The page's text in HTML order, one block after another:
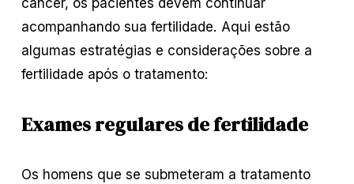
acompanhando sua fertilidade. Aqui estão
algumas estratégias e considerações sobre a
fertilidade após o tratamento:
Exames regulares de fertilidade
Os homens que se submeteram a tratamento